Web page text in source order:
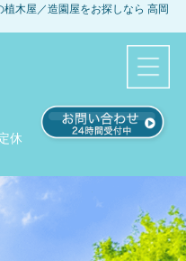
木屋／造園屋をお探しなら 高岡
休